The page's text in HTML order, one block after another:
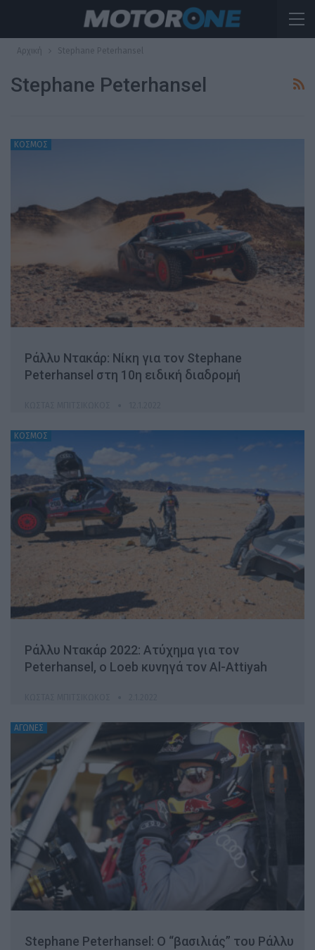
Αρχική Stephane Peterhansel
Stephane Peterhansel
ΚΟΣΜΟΣ
Ράλλυ Ντακάρ: Νίκη για τον Stephane
Peterhansel στη 10η ειδική διαδρομή
ΚΟΣΜΟΣ
Ράλλυ Ντακάρ 2022: Ατύχημα για τον
Peterhansel, ο Loeb κυνηγά τον Al-Attiyah
ΑΓΩΝΕΣ
Stephane Peterhansel: O “βασιλιάς” του Ράλλυ